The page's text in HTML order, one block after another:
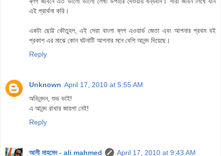
এই প্রার্থনা করি।
একটা ছোট্ট কৌতুহল, এই সেরা বাংলা ব্লগ এওয়ার্ড জেতা এবং আপনার প্রথম বই
প্রকাশ এর মাঝে কোন ঘটনাটি আপনার মনে বেশি আনন্দ দিয়েছে।
Reply
Unknown April 17, 2010 at 5:55 AM
অভিনন্দন, শুভ ভাই!
এ আনন্দ রাখার জায়গা নেই!
Reply
আলী মাহমেদ - ali mahmed
April 17, 2010 at 9:43 AM